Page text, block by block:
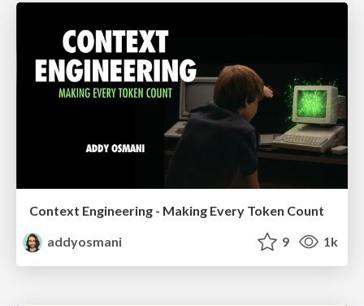
Context Engineering - Making Every Token Count
addyosmani
9 1k